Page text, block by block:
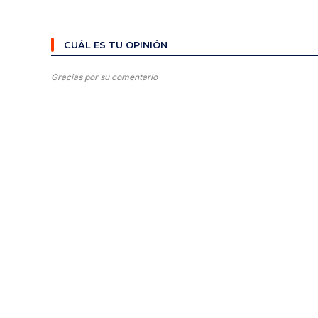
CUÁL ES TU OPINIÓN
Gracias por su comentario